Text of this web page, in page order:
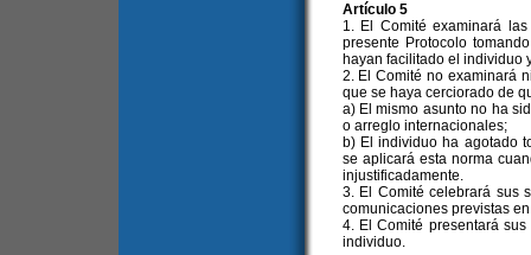
Artículo 5
1. El Comité examinará
presente Protocolo
hayan facilitado el individuo
2. El Comité no examinará
que se haya cerciorado de
a) El mismo asunto no ha
o arreglo internacionales;
b) El individuo ha agotado
se aplicará esta norma
injustificadamente.
3. El Comité celebrará sus
comunicaciones previstas
4. El Comité presentará
individuo.